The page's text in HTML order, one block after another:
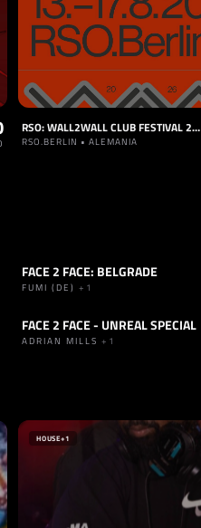
RSO: WALL2WALL CLUB FESTIVAL 2026
RSO.BERLIN • ALEMANIA
SET HARDGROOVE
FACE 2 FACE: BELGRADE
FUMI (DE) +1
SET TECHNO+1
FACE 2 FACE - UNREAL SPECIAL
ADRIAN MILLS +1
ALEMANIA
HOUSE+1